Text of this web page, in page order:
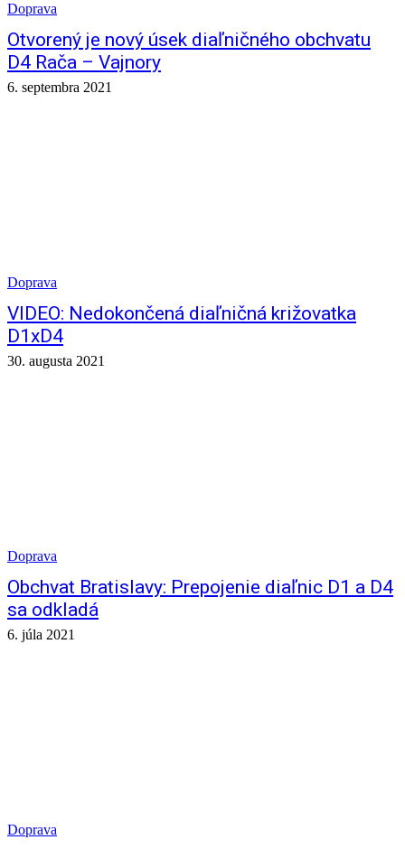
Doprava
Otvorený je nový úsek diaľničného obchvatu
D4 Rača – Vajnory
6. septembra 2021
Doprava
VIDEO: Nedokončená diaľničná križovatka
D1xD4
30. augusta 2021
Doprava
Obchvat Bratislavy: Prepojenie diaľnic D1 a D4
sa odkladá
6. júla 2021
Doprava